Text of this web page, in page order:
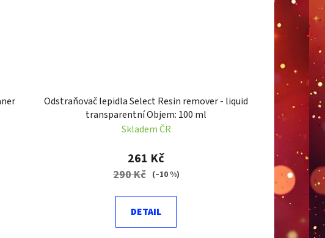
Odstraňovač lepidla Select Resin remover - liquid
transparentní Objem: 100 ml
Skladem ČR
261 Kč
290 Kč (–10 %)
DETAIL